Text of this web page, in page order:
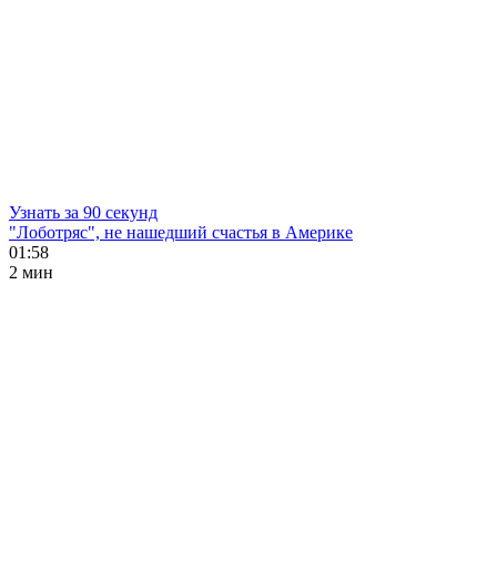
Узнать за 90 секунд
"Лоботряс", не нашедший счастья в Америке
01:58
2 мин